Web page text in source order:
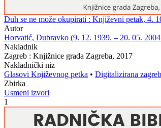
Duh se ne može okupirati : Književni petak, 4.
Autor
Horvatić, Dubravko (9. 12. 1939. – 20. 05.
Nakladnik
Zagreb : Knjižnice grada Zagreba, 2017
Nakladnički niz
Glasovi Književnog petka • Digitalizirana
Zbirka
Usmeni izvori
1